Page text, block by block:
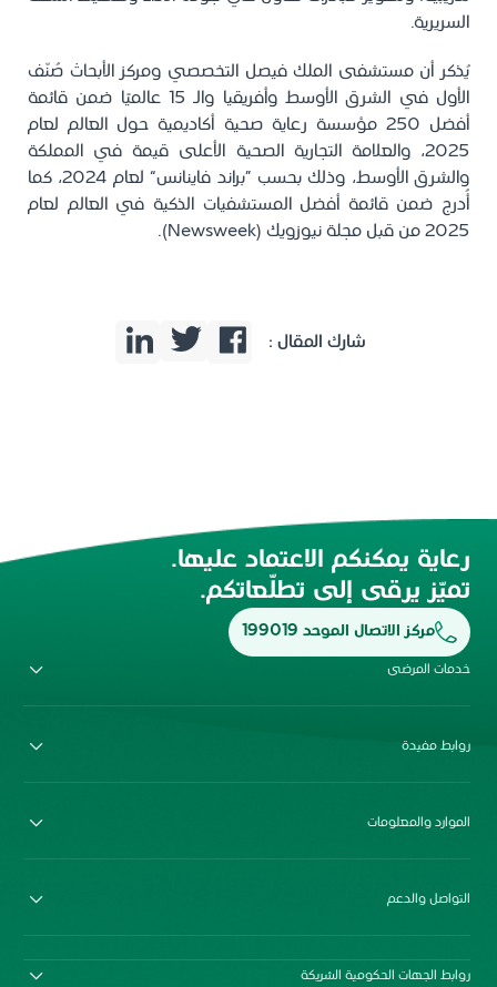
السريرية.
يُذكر أن مستشفى الملك فيصل التخصصي ومركز الأبحاث صُنّف
الأول في الشرق الأوسط وأفريقيا والـ 15 عالميًا ضمن قائمة
أفضل 250 مؤسسة رعاية صحية أكاديمية حول العالم لعام
2025، والعلامة التجارية الصحية الأعلى قيمة في المملكة
والشرق الأوسط، وذلك بحسب “براند فاينانس” لعام 2024، كما
أُدرج ضمن قائمة أفضل المستشفيات الذكية في العالم لعام
2025 من قبل مجلة نيوزويك (Newsweek).
شارك المقال :
رعاية يمكنكم الاعتماد عليها.
تميّز يرقى إلى تطلّعاتكم.
مركز الاتصال الموحد 199019
خدمات المرضى
روابط مفيدة
الموارد والمعلومات
التواصل والدعم
روابط الجهات الحكومية الشريكة